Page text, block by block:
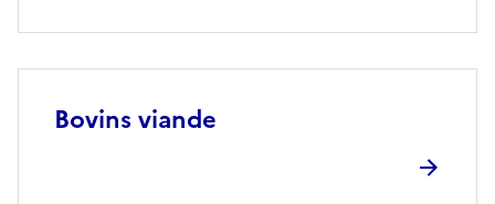
Bovins viande